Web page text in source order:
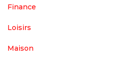
Finance
Loisirs
Maison